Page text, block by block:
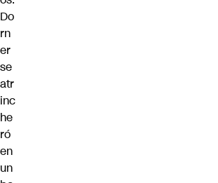
Do
rn
er
se
atr
inc
he
ró
en
un